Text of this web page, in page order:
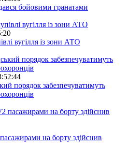
бойовими гранатами
вугілля із зони АТО
порядок забезпечуватимуть
на борту здійснив